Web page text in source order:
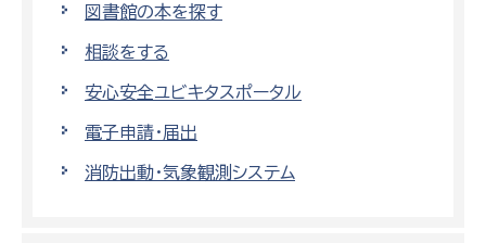
図書館の本を探す
相談をする
安心安全ユビキタスポータル
電子申請・届出
消防出動・気象観測システム